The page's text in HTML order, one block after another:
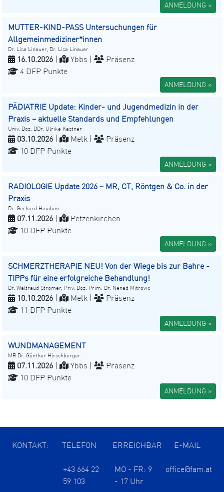
ANMELDUNG »
MUTTER-KIND-PASS Untersuchungen für
Allgemeinmediziner*innen
Dr. Lisa Linauer, Dr. Lisa Linauer
16.10.2026 Ybbs |
Präsenz
4 DFP Punkte
ANMELDUNG »
PÄDIATRIE Update: Kinder- und Jugendmedizin in der
Praxis – aktuelle Standards und Empfehlungen
Univ. Doz. DDr. Ulrike Kastner
03.10.2026 Melk |
Präsenz
10 DFP Punkte
ANMELDUNG »
RADIOLOGIE Update 2026 – MR, CT, Röntgen & Co. in der
Praxis
Dr. Gerhard Haudum
07.11.2026
Petzenkirchen
10 DFP Punkte
ANMELDUNG »
SCHMERZTHERAPIE NEU! Von der Wiege bis zur Bahre -
TIPPs für eine erfolgreiche Behandlung!
Dr. Waltraud Stromer, Priv. Doz. Prim. Dr. Nenad Mitrovic
10.10.2026 Melk |
Präsenz
11 DFP Punkte
ANMELDUNG »
WUNDMANAGEMENT
MR Dr. Günther Hirschberger
07.11.2026 Ybbs |
Präsenz
10 DFP Punkte
ANMELDUNG »
KONTAKT: TELEFON ERREICHBAR E-MAIL
+43 664 22
59 103
MO - FR: 9
- 17 Uhr
office@fam.at